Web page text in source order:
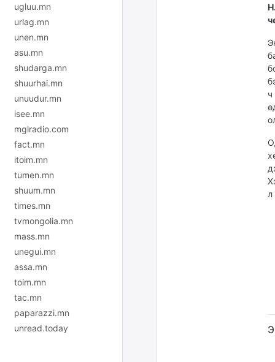
ugluu.mn
urlag.mn
unen.mn
asu.mn
shudarga.mn
shuurhai.mn
unuudur.mn
isee.mn
mglradio.com
fact.mn
itoim.mn
tumen.mn
shuum.mn
times.mn
tvmongolia.mn
mass.mn
unegui.mn
assa.mn
toim.mn
tac.mn
paparazzi.mn
unread.today
л